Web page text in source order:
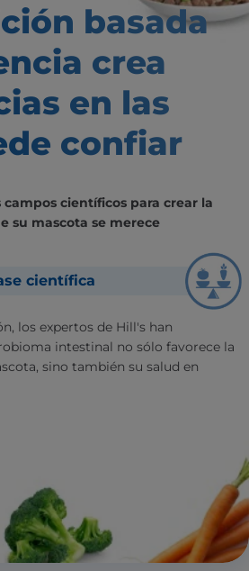
basada
crea
en las
confiar
campos científicos para crear la
su mascota se merece
científica
los expertos de Hill's han
intestinal no sólo favorece la
sino también su salud en